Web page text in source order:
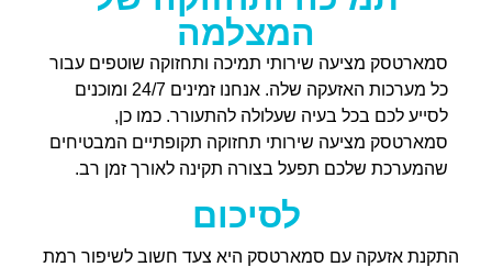
המצלמה
סמארטסק מציעה שירותי תמיכה ותחזוקה שוטפים עבור
כל מערכות האזעקה שלה. אנחנו זמינים 24/7 ומוכנים
לסייע לכם בכל בעיה שעלולה להתעורר. כמו כן,
סמארטסק מציעה שירותי תחזוקה תקופתיים המבטיחים
שהמערכת שלכם תפעל בצורה תקינה לאורך זמן רב.
לסיכום
התקנת אזעקה עם סמארטסק היא צעד חשוב לשיפור רמת